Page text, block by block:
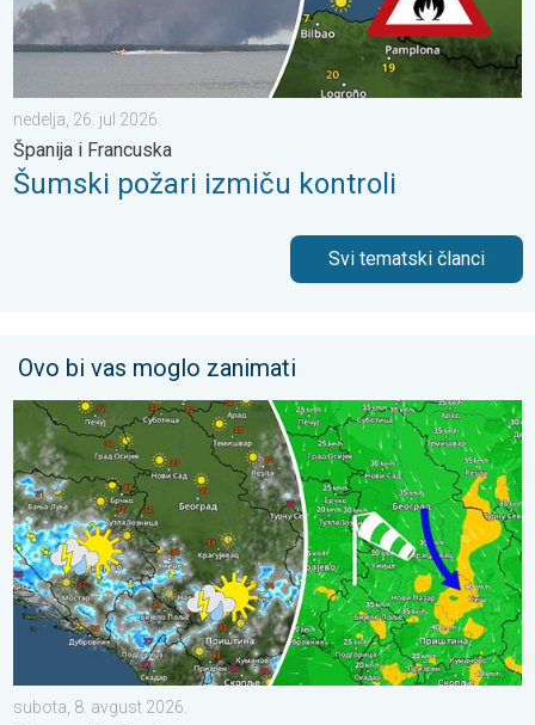
nedelja, 26. jul 2026.
Španija i Francuska
Šumski požari izmiču kontroli
Svi tematski članci
Ovo bi vas moglo zanimati
Za koji stepen svežije, uz severni vetar. Tek poneki pljusak. . .
subota, 8. avgust 2026.